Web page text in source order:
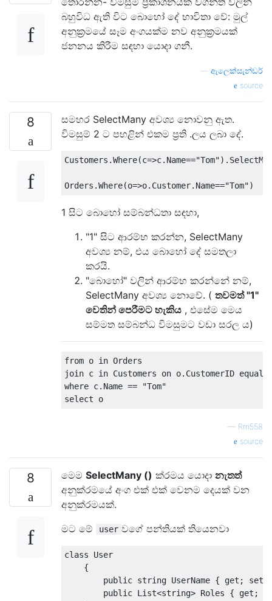
බහුවිධ ඇති විට බොහෝ දේ භාවිතා වේ: මුල්
අනුක්‍රමයේ සෑම අංගයක්ම නව අනුක්‍රමයක්
ජනනය කිරීම සඳහා යොදා ගනී.
ඇලෙක්සැන්ඩර්
source
8
සමහර SelectMany අවශ්‍ය නොවනු ඇත.
විමසුම් 2 ට පහළින් එකම ප්‍රති .ලය ලබා දේ.
Customers .Where(c=>c. Name=="Tom").
Orders .Where(o=>o. Customer. Name=="Tom")
1 සිට බොහෝ සම්බන්ධතා සඳහා,
"1" සිට ආරම්භ කරන්න, SelectMany
අවශ්‍ය නම්, එය බොහෝ දේ සමතලා
කරයි.
"බොහෝ" වලින් ආරම්භ කරන්නේ නම්,
SelectMany අවශ්‍ය නොවේ. ( තවමත් "1"
වෙතින් පෙරීමට හැකිය , එසේම මෙය
සම්මත සම්බන්ධ විමසුමට වඩා සරල ය)
from o in Orders
join c in Customers on o. CustomerID equals
where c. Name ==
"Tom"
select o
— Rm558
source
8 මෙම SelectMany () ක්රමය යොදා නැතත්
අනුක්රමයේ අංග එක් එක් වෙනම දෙයක් වන
අනුක්රමයක්.
මට මේ
user වගේ පන්තියක් තියෙනවා
class
User
{
public string UserName { get ; set
public List<string> Roles { get ;